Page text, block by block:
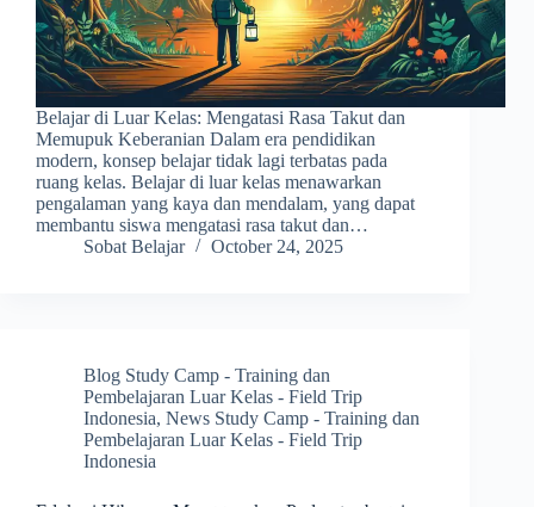
Belajar di Luar Kelas: Mengatasi Rasa Takut dan
Memupuk Keberanian Dalam era pendidikan
modern, konsep belajar tidak lagi terbatas pada
ruang kelas. Belajar di luar kelas menawarkan
pengalaman yang kaya dan mendalam, yang dapat
membantu siswa mengatasi rasa takut dan…
Sobat Belajar
October 24, 2025
Blog Study Camp - Training dan
Pembelajaran Luar Kelas - Field Trip
Indonesia, News Study Camp - Training dan
Pembelajaran Luar Kelas - Field Trip
Indonesia